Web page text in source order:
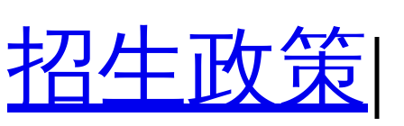
招生政策|